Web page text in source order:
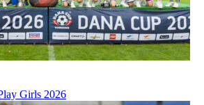
Girls 2026